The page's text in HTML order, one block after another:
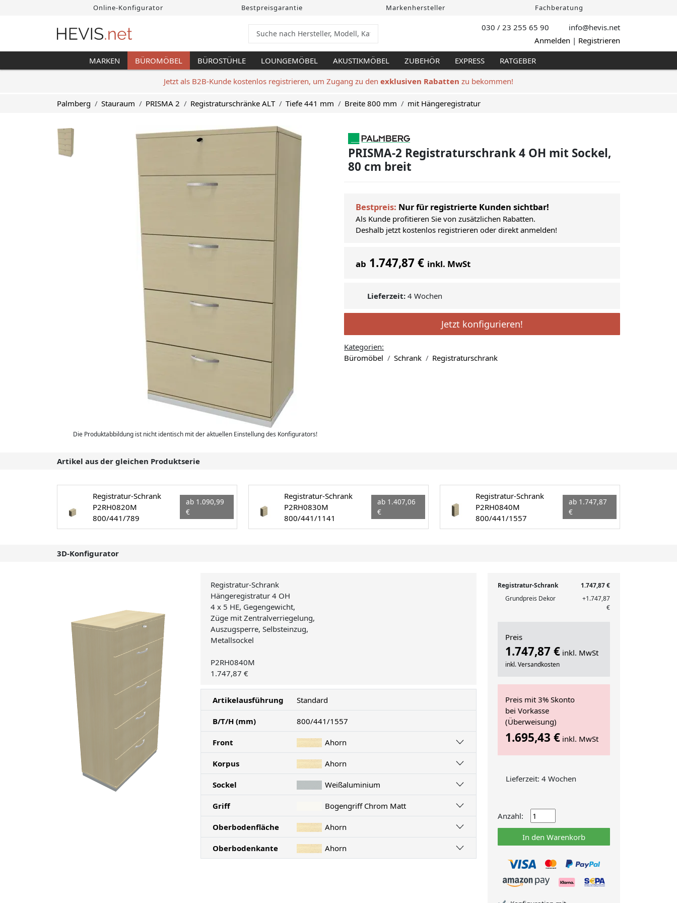
Online-Konfigurator Bestpreisgarantie Markenhersteller Fachberatung
030 / 23 255 65 90 info@hevis.net
Anmelden | Registrieren
MARKEN BÜROMÖBEL BÜROSTÜHLE LOUNGEMÖBEL AKUSTIKMÖBEL ZUBEHÖR EXPRESS RATGEBER
Jetzt als B2B-Kunde kostenlos registrieren, um Zugang zu den exklusiven Rabatten zu bekommen!
Palmberg Stauraum PRISMA 2 Registraturschränke ALT Tiefe 441 mm Breite 800 mm mit Hängeregistratur
Die Produktabbildung ist nicht identisch mit der aktuellen Einstellung des Konfigurators!
PRISMA-2 Registraturschrank 4 OH mit Sockel,
80 cm breit
Bestpreis: Nur für registrierte Kunden sichtbar!
Als Kunde profitieren Sie von zusätzlichen Rabatten.
Deshalb jetzt kostenlos registrieren oder direkt anmelden!
ab 1.747,87 € inkl. MwSt
Lieferzeit: 4 Wochen
Jetzt konfigurieren!
Kategorien:
Büromöbel
Schrank Registraturschrank
Artikel aus der gleichen Produktserie
Registratur-Schrank
P2RH0820M
800/441/789
ab 1.090,99
€
Registratur-Schrank
P2RH0830M
800/441/1141
ab 1.407,06
€
Registratur-Schrank
P2RH0840M
800/441/1557
ab 1.747,87
€
3D-Konfigurator
Registratur-Schrank
Hängeregistratur 4 OH
4 x 5 HE, Gegengewicht,
Züge mit Zentralverriegelung,
Auszugsperre, Selbsteinzug,
Metallsockel
P2RH0840M
1.747,87 €
Artikelausführung Standard
B/T/H (mm) 800/441/1557
Front Ahorn
Korpus Ahorn
Sockel Weißaluminium
Griff Bogengriff Chrom Matt
Oberbodenfläche Ahorn
Oberbodenkante Ahorn
Registratur-Schrank
1.747,87 €
Grundpreis Dekor
+1.747,87
€
Preis
1.747,87 € inkl. MwSt
inkl. Versandkosten
Preis mit 3% Skonto
bei Vorkasse
(Überweisung)
1.695,43 € inkl. MwSt
Lieferzeit: 4 Wochen
Anzahl:
In den Warenkorb